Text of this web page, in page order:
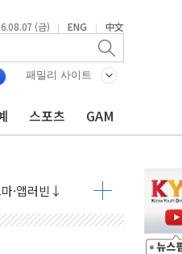
(금) | ENG | 中文
패밀리 사이트
스포츠 GAM
가" 전망
전"
디스크↓